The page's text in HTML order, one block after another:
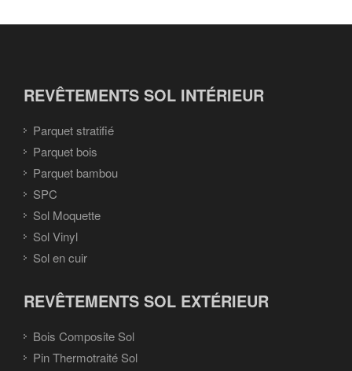
REVÊTEMENTS SOL INTÉRIEUR
Parquet stratifié
Parquet bois
Parquet bambou
SPC
Sol Moquette
Sol Vinyl
Sol en cuir
REVÊTEMENTS SOL EXTÉRIEUR
Bois Composite Sol
Pin Thermotraité Sol